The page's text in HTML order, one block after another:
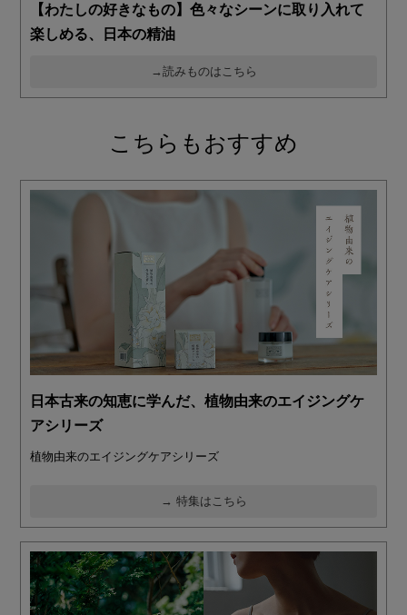
【わたしの好きなもの】色々なシーンに取り入れて
楽しめる、日本の精油
→読みものはこちら
こちらもおすすめ
日本古来の知恵に学んだ、植物由来のエイジングケ
アシリーズ
植物由来のエイジングケアシリーズ
→ 特集はこちら